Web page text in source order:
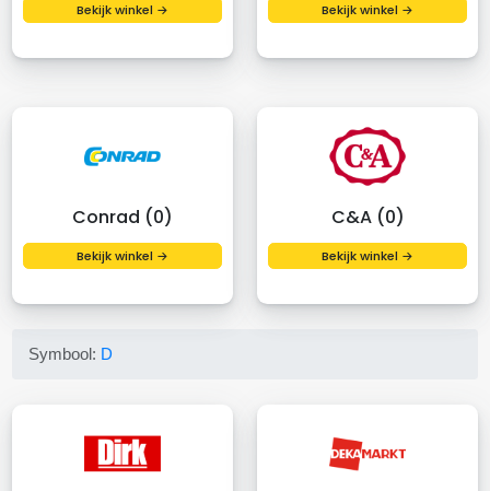
Bekijk winkel → Bekijk winkel →
Conrad (0)
Bekijk winkel →
C&A (0)
Bekijk winkel →
Symbool: D